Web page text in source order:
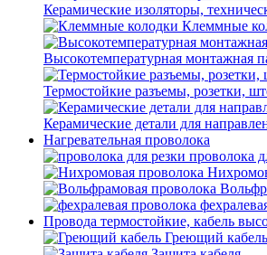
Керамические изоляторы,
Клеммные
Высокотемпературная монтажная
Термостойкие разъемы, розетки,
Керамические детали для
Нагревательная проволока
проволока
Провода термостойкие, кабель
Греющий кабель